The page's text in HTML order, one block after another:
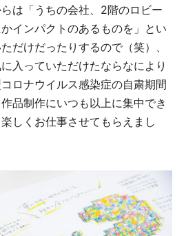
は「うちの会社、2階のロビー
インパクトのあるものを」とい
だけだったりするので（笑）、
入っていただけたならなにより
ロナウイルス感染症の自粛期間
品制作にいつも以上に集中でき
しくお仕事させてもらえまし